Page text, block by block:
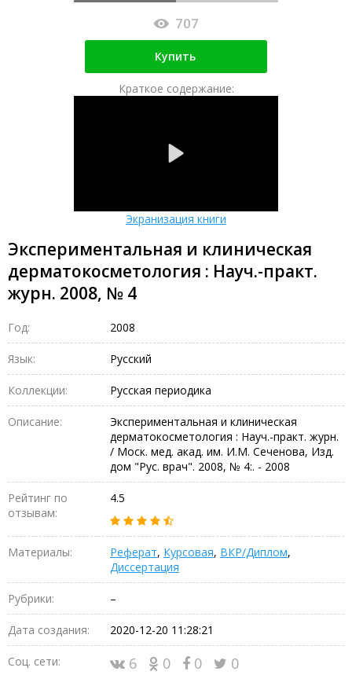
707
Купить
Краткое содержание:
Экранизация книги
Экспериментальная и клиническая
дерматокосметология : Науч.-практ.
журн. 2008, № 4
Год: 2008
Язык: Русский
Коллекции: Русская периодика
Описание:
Экспериментальная и клиническая
дерматокосметология : Науч.-практ. журн.
/ Моск. мед. акад. им. И.М. Сеченова, Изд.
дом "Рус. врач". 2008, № 4:. - 2008
Рейтинг по
отзывам:
4.5
Материалы: Реферат, Курсовая, ВКР/Диплом,
Диссертация
Рубрики: –
Дата создания: 2020-12-20 11:28:21
Соц. сети: 6 0 0 0